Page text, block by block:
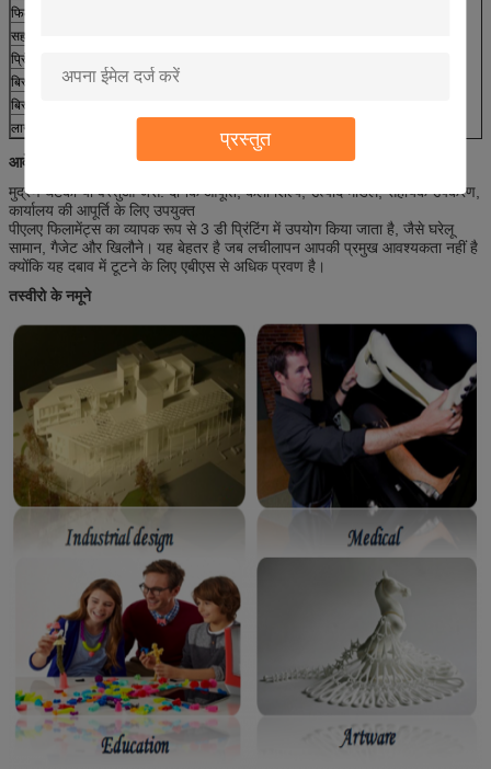
प्रस्तुत
फिलामेंट व्यास
सहनशीलता
प्रिंट टेंप
बिस्तर अस्थायी
वैकल्पिक या 40-60 ℃
बिस्तर सेटिंग
लागू मॉडल
आवेदन
मुद्रण घटकों या वस्तुओं जैसे: दैनिक आपूर्ति, कला शिल्प, उत्पाद मॉडल, सहायक उपकरण,
कार्यालय की आपूर्ति के लिए उपयुक्त
पीएलए फिलामेंट्स का व्यापक रूप से 3 डी प्रिंटिंग में उपयोग किया जाता है, जैसे घरेलू
सामान, गैजेट और खिलौने। यह बेहतर है जब लचीलापन आपकी प्रमुख आवश्यकता नहीं है
क्योंकि यह दबाव में टूटने के लिए एबीएस से अधिक प्रवण है।
तस्वीरो के नमूने